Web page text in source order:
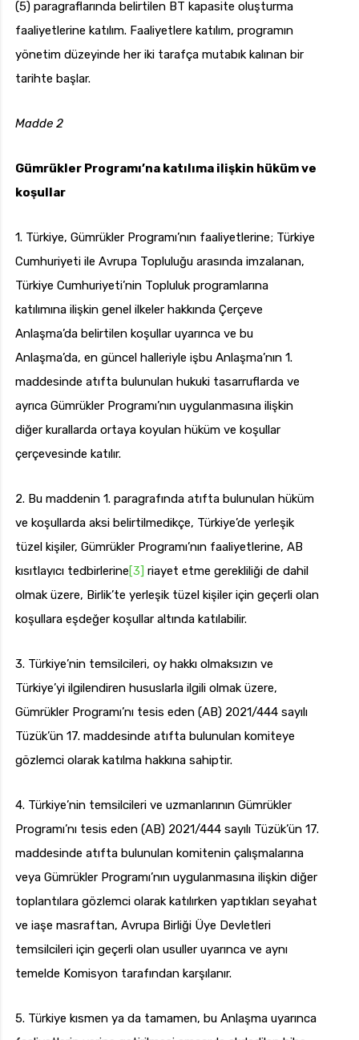
(5) paragraflarında belirtilen BT kapasite oluşturma
faaliyetlerine katılım. Faaliyetlere katılım, programın
yönetim düzeyinde her iki tarafça mutabık kalınan bir
tarihte başlar.
Madde 2
Gümrükler Programı’na katılıma ilişkin hüküm ve
koşullar
1. Türkiye, Gümrükler Programı’nın faaliyetlerine; Türkiye
Cumhuriyeti ile Avrupa Topluluğu arasında imzalanan,
Türkiye Cumhuriyeti’nin Topluluk programlarına
katılımına ilişkin genel ilkeler hakkında Çerçeve
Anlaşma’da belirtilen koşullar uyarınca ve bu
Anlaşma’da, en güncel halleriyle işbu Anlaşma’nın 1.
maddesinde atıfta bulunulan hukuki tasarruflarda ve
ayrıca Gümrükler Programı’nın uygulanmasına ilişkin
diğer kurallarda ortaya koyulan hüküm ve koşullar
çerçevesinde katılır.
2. Bu maddenin 1. paragrafında atıfta bulunulan hüküm
ve koşullarda aksi belirtilmedikçe, Türkiye’de yerleşik
tüzel kişiler, Gümrükler Programı’nın faaliyetlerine, AB
kısıtlayıcı tedbirlerine[3] riayet etme gerekliliği de dahil
olmak üzere, Birlik’te yerleşik tüzel kişiler için geçerli olan
koşullara eşdeğer koşullar altında katılabilir.
3. Türkiye’nin temsilcileri, oy hakkı olmaksızın ve
Türkiye’yi ilgilendiren hususlarla ilgili olmak üzere,
Gümrükler Programı’nı tesis eden (AB) 2021/444 sayılı
Tüzük’ün 17. maddesinde atıfta bulunulan komiteye
gözlemci olarak katılma hakkına sahiptir.
4. Türkiye’nin temsilcileri ve uzmanlarının Gümrükler
Programı’nı tesis eden (AB) 2021/444 sayılı Tüzük’ün 17.
maddesinde atıfta bulunulan komitenin çalışmalarına
veya Gümrükler Programı’nın uygulanmasına ilişkin diğer
toplantılara gözlemci olarak katılırken yaptıkları seyahat
ve iaşe masraftan, Avrupa Birliği Üye Devletleri
temsilcileri için geçerli olan usuller uyarınca ve aynı
temelde Komisyon tarafından karşılanır.
5. Türkiye kısmen ya da tamamen, bu Anlaşma uyarınca